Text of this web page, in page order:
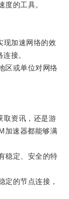
的工具。
加速网络的效
接。
或单位对网络
资讯，还是游
加速器都能够满
定、安全的特
的节点连接，